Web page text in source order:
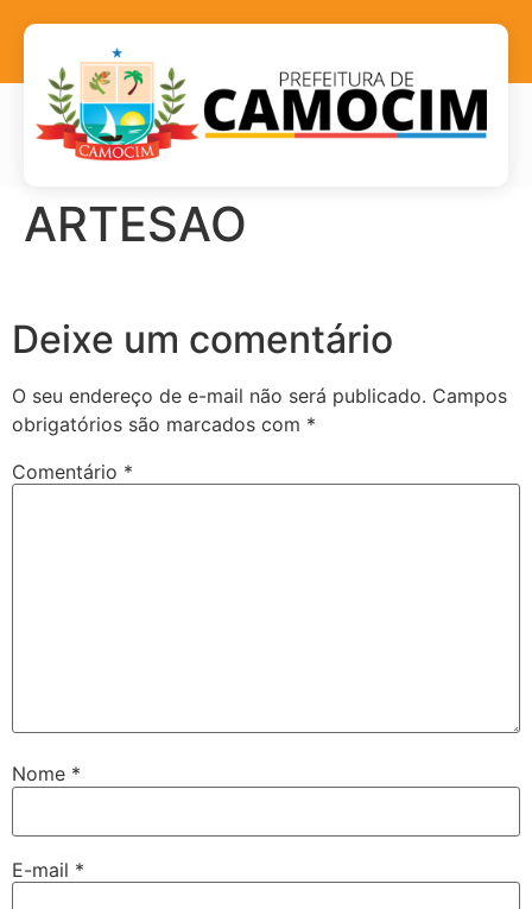
ARTESAO
Deixe um comentário
O seu endereço de e-mail não será publicado. Campos
obrigatórios são marcados com *
Comentário *
Nome *
E-mail *